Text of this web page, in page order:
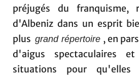
préjugés du
d'Albeniz dans un esprit
plusgrand répertoire , en
d'aigus spectaculaires
situations pour qu'elles